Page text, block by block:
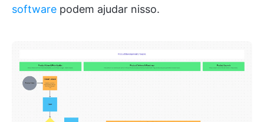
software podem ajudar nisso.